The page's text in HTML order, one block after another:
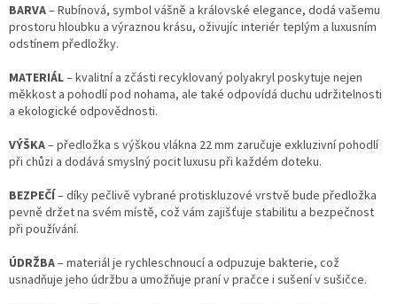
BARVA– Rubínová, symbol vášně a královské elegance, dodá vašemu
prostoru hloubku a výraznou krásu, oživujíc interiér teplým a luxusním
odstínem předložky.
MATERIÁL– kvalitní a zčásti recyklovaný polyakryl poskytuje nejen
měkkost a pohodlí pod nohama, ale také odpovídá duchu udržitelnosti
a ekologické odpovědnosti.
VÝŠKA– předložka s výškou vlákna 22 mm zaručuje exkluzivní pohodlí
při chůzi a dodává smyslný pocit luxusu při každém doteku.
BEZPEČÍ– díky pečlivě vybrané protiskluzové vrstvě bude předložka
pevně držet na svém místě, což vám zajišťuje stabilitu a bezpečnost
při používání.
ÚDRŽBA– materiál je rychleschnoucí a odpuzuje bakterie, což
usnadňuje jeho údržbu a umožňuje praní v pračce i sušení v sušičce.